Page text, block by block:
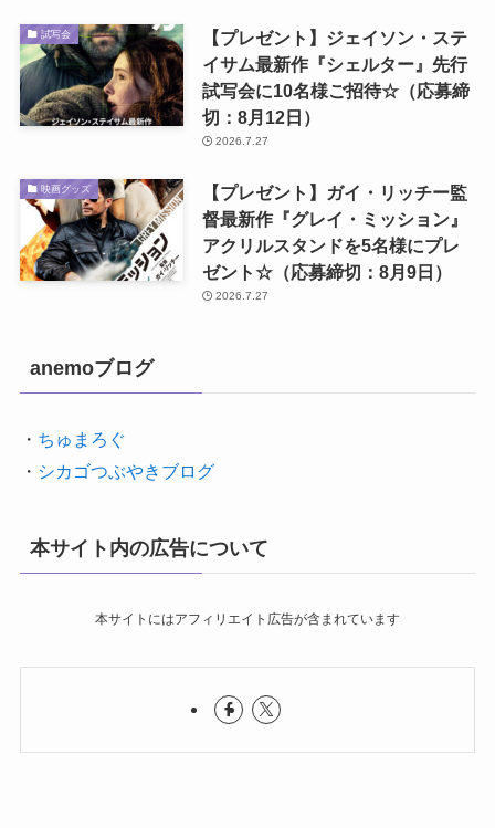
試写会
【プレゼント】ジェイソン・ステ
イサム最新作『シェルター』先行
試写会に10名様ご招待☆（応募締
切：8月12日）
2026.7.27
映画グッズ
【プレゼント】ガイ・リッチー監
督最新作『グレイ・ミッション』
アクリルスタンドを5名様にプレ
ゼント☆（応募締切：8月9日）
2026.7.27
anemoブログ
・ ちゅまろぐ
・ シカゴつぶやきブログ
本サイト内の広告について
本サイトにはアフィリエイト広告が含まれています